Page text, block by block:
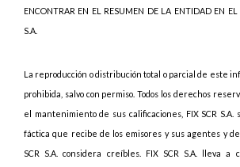
ENCONTRAR EN EL RESUMEN DE LA ENTIDAD EN
S.A.
La reproducción o distribución total o parcial de este
prohibida, salvo con permiso. Todos los derechos
el mantenimiento de sus calificaciones, FIX SCR S.A.
fáctica que recibe de los emisores y sus agentes y
SCR S.A. considera creíbles. FIX SCR S.A. lleva a